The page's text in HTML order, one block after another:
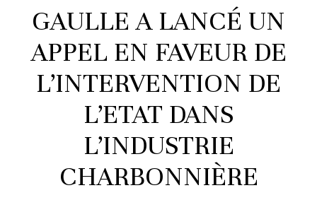
GAULLE A LANCÉ UN
APPEL EN FAVEUR DE
L’INTERVENTION DE
L’ETAT DANS
L’INDUSTRIE
CHARBONNIÈRE